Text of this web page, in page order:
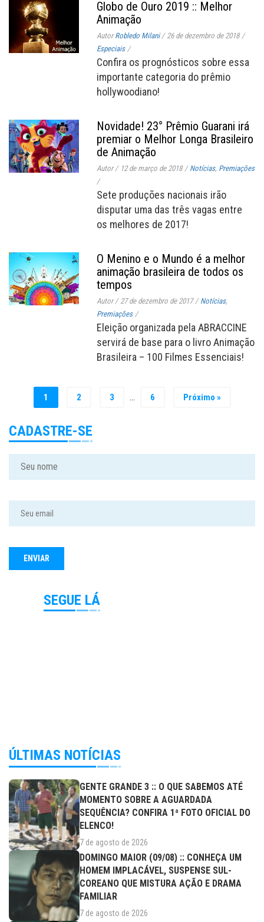
Globo de Ouro 2019 :: Melhor
Animação
AutorRobledo Milani / 26 de dezembro de 2018 /
Especiais /
Confira os prognósticos sobre essa
importante categoria do prêmio
hollywoodiano!
Novidade! 23° Prêmio Guarani irá
premiar o Melhor Longa Brasileiro
de Animação
Autor/ 12 de março de 2018 / Notícias, Premiações
/
Sete produções nacionais irão
disputar uma das três vagas entre
os melhores de 2017!
O Menino e o Mundo é a melhor
animação brasileira de todos os
tempos
Autor/ 27 de dezembro de 2017 / Notícias,
Premiações /
Eleição organizada pela ABRACCINE
servirá de base para o livro Animação
Brasileira – 100 Filmes Essenciais!
1 2 3 … 6 Próximo »
CADASTRE-SE
SEGUE LÁ
ÚLTIMAS NOTÍCIAS
GENTE GRANDE 3 :: O QUE SABEMOS ATÉ
MOMENTO SOBRE A AGUARDADA
SEQUÊNCIA? CONFIRA 1ª FOTO OFICIAL DO
ELENCO!
7 de agosto de 2026
DOMINGO MAIOR (09/08) :: CONHEÇA UM
HOMEM IMPLACÁVEL, SUSPENSE SUL-
COREANO QUE MISTURA AÇÃO E DRAMA
FAMILIAR
7 de agosto de 2026